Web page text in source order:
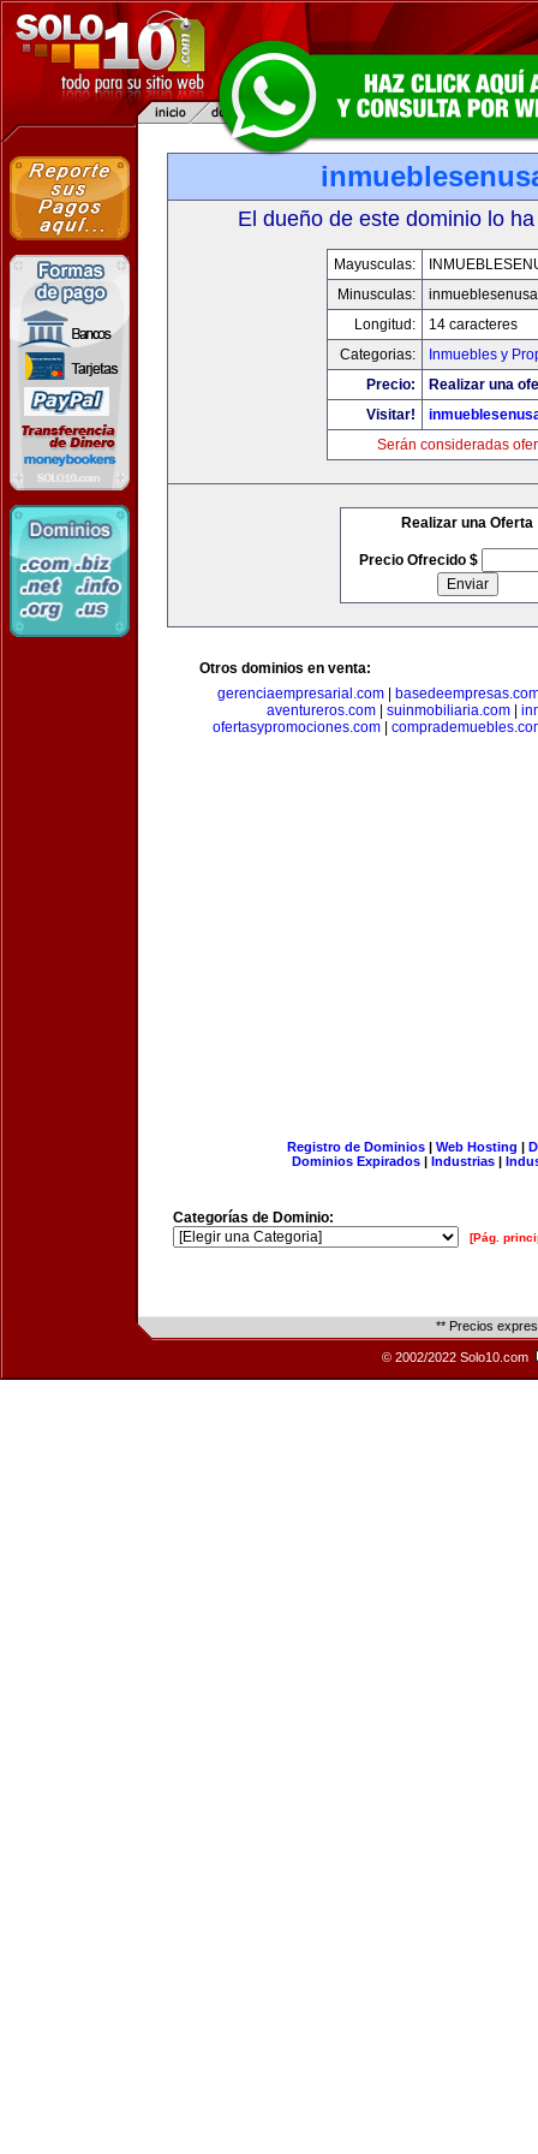
El dueño de este dominio lo
Mayusculas:
Minusculas:
Longitud:
14 caracteres
Categorias:
Inmuebles y
Precio:
Realizar una
Visitar!
Serán consideradas
Realizar una Oferta
Precio Ofrecido $
Otros dominios en venta:
gerenciaempresarial.com|
aventureros.com| suinmobiliaria.com|
ofertasypromociones.com|
Registro de Dominios| Web Hosting |
Dominios Expirados | Industrias |
Categorías de Dominio:
[Pág.
** Precios
© 2002/2022 Solo10.com